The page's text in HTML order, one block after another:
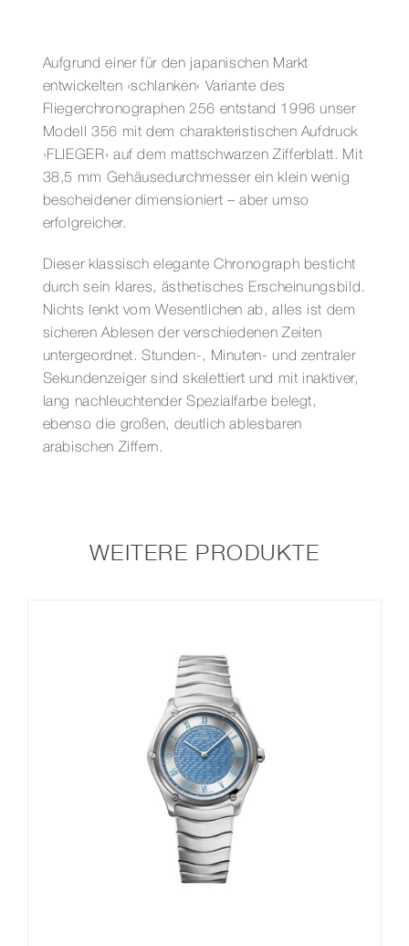
Aufgrund einer für den japanischen Markt
entwickelten ›schlanken‹ Variante des
Fliegerchronographen 256 entstand 1996 unser
Modell 356 mit dem charakteristischen Aufdruck
›FLIEGER‹ auf dem mattschwarzen Zifferblatt. Mit
38,5 mm Gehäusedurchmesser ein klein wenig
bescheidener dimensioniert – aber umso
erfolgreicher.
Dieser klassisch elegante Chronograph besticht
durch sein klares, ästhetisches Erscheinungsbild.
Nichts lenkt vom Wesentlichen ab, alles ist dem
sicheren Ablesen der verschiedenen Zeiten
untergeordnet. Stunden-, Minuten- und zentraler
Sekundenzeiger sind skelettiert und mit inaktiver,
lang nachleuchtender Spezialfarbe belegt,
ebenso die großen, deutlich ablesbaren
arabischen Ziffern.
WEITERE PRODUKTE